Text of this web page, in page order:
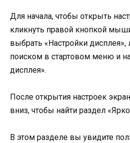
Для начала, чтобы открыть
кликнуть правой кнопкой
выбрать «Настройки дисплея»,
поиском в стартовом меню и
дисплея».
После открытия настроек
вниз, чтобы найти раздел
В этом разделе вы увидите